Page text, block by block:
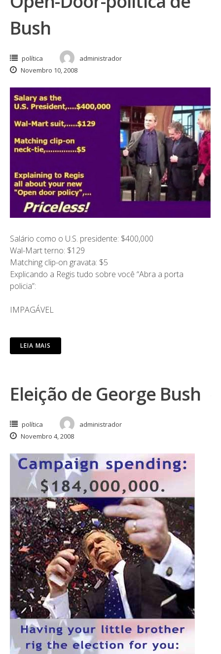
Bush
política
administrador
Novembro 10, 2008
Salário como o U.S. presidente: $400,000
Wal-Mart terno: $129
Matching clip-on gravata: $5
Explicando a Regis tudo sobre você “Abra a porta
policia”:
IMPAGÁVEL
LEIA MAIS
Eleição de George Bush
política
administrador
Novembro 4, 2008